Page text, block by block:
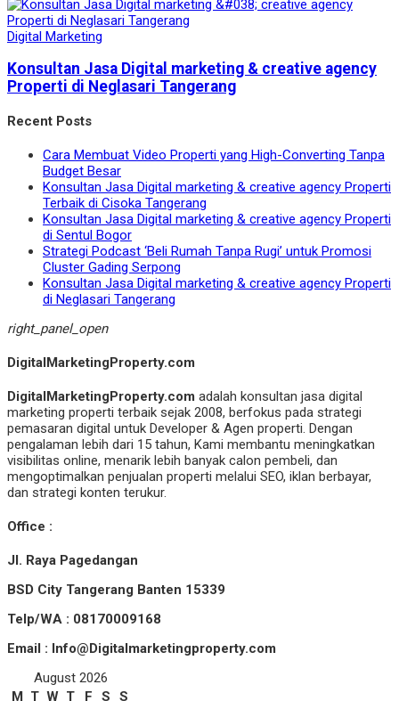
Digital Marketing
Konsultan Jasa Digital marketing & creative agency
Properti di Neglasari Tangerang
Recent Posts
Cara Membuat Video Properti yang High-Converting Tanpa
Budget Besar
Konsultan Jasa Digital marketing & creative agency Properti
Terbaik di Cisoka Tangerang
Konsultan Jasa Digital marketing & creative agency Properti
di Sentul Bogor
Strategi Podcast ‘Beli Rumah Tanpa Rugi’ untuk Promosi
Cluster Gading Serpong
Konsultan Jasa Digital marketing & creative agency Properti
di Neglasari Tangerang
right_panel_open
DigitalMarketingProperty.com
DigitalMarketingProperty.com adalah konsultan jasa digital
marketing properti terbaik sejak 2008, berfokus pada strategi
pemasaran digital untuk Developer & Agen properti. Dengan
pengalaman lebih dari 15 tahun, Kami membantu meningkatkan
visibilitas online, menarik lebih banyak calon pembeli, dan
mengoptimalkan penjualan properti melalui SEO, iklan berbayar,
dan strategi konten terukur.
Office :
Jl. Raya Pagedangan
BSD City Tangerang Banten 15339
Telp/WA : 08170009168
Email : Info@Digitalmarketingproperty.com
August 2026
M T W T F S S